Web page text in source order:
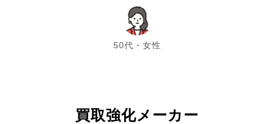
50代・女性
chevron_left chevron_right
買取強化メーカー